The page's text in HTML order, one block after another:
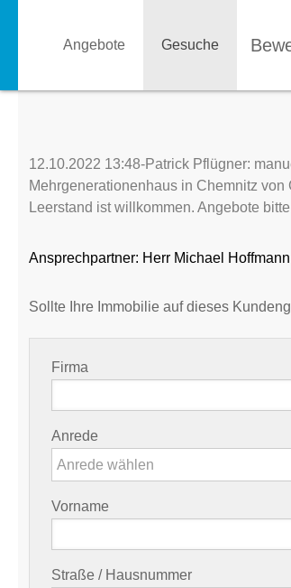
Angebote Gesuche
12.10.2022 13:48-Patrick Pflügner:
Mehrgenerationenhaus in Chemnitz
Leerstand ist willkommen. Angebote
Ansprechpartner: Herr Michael Hoffmann
Sollte Ihre Immobilie auf dieses
Firma
Anrede
Anrede wählen
Vorname
Straße / Hausnummer